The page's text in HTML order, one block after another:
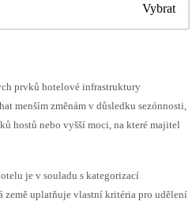
Vybrat
prvků hotelové infrastruktury
menším změnám v důsledku sezónnosti,
hostů nebo vyšší moci, na které majitel
je v souladu s kategorizací
země uplatňuje vlastní kritéria pro udělení